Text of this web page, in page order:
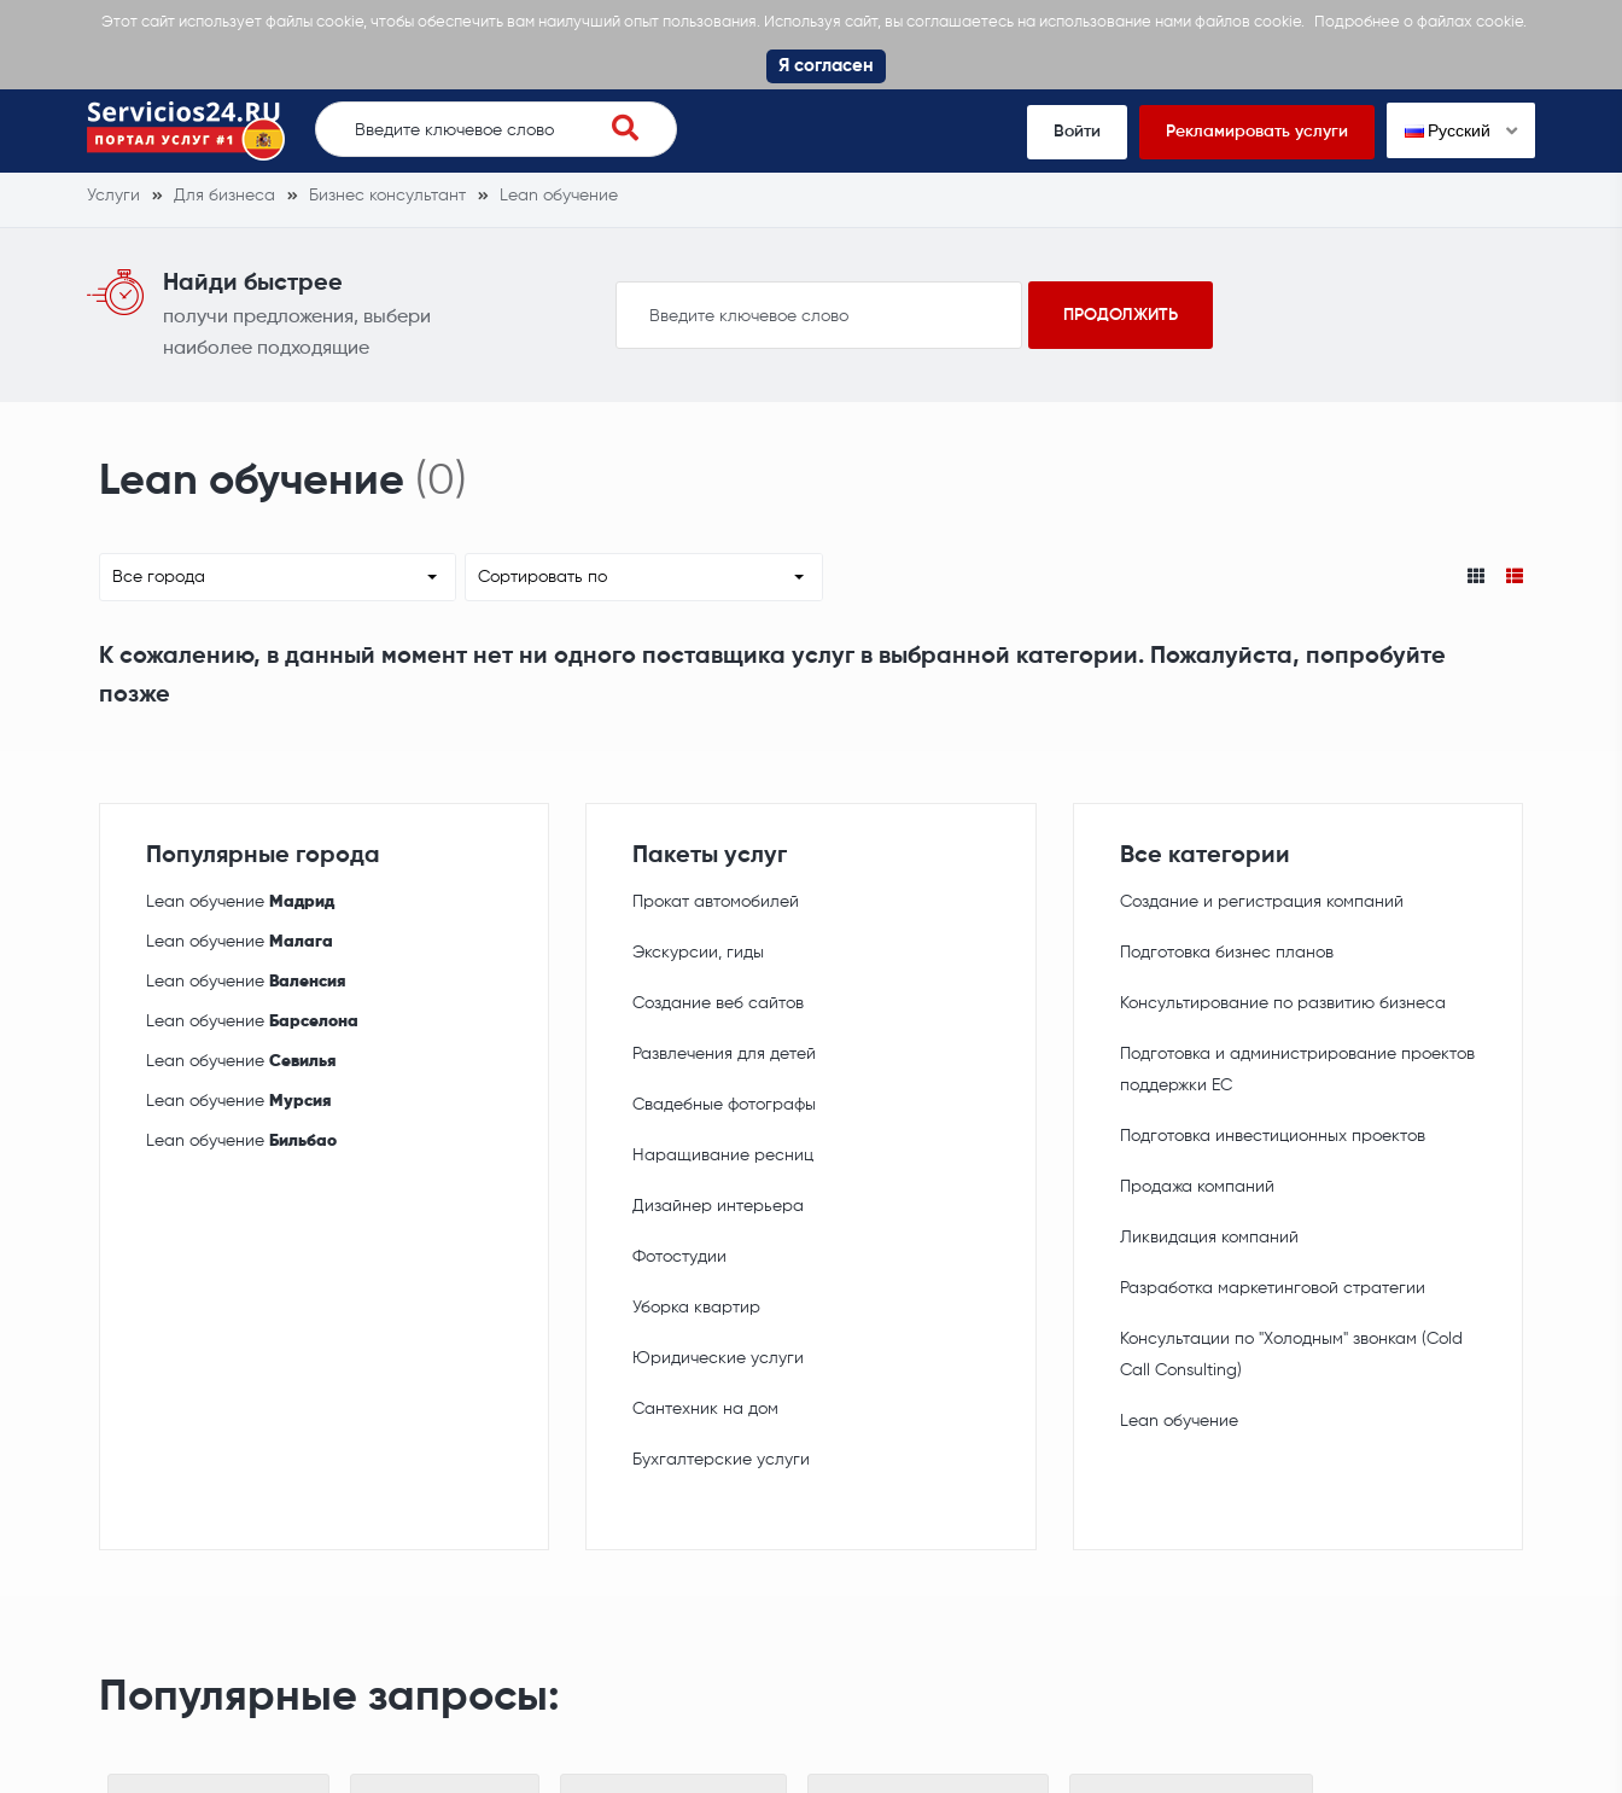
Этот сайт использует файлы cookie, чтобы обеспечить вам наилучший опыт пользования. Используя сайт, вы соглашаетесь на использование нами файлов cookie. Подробнее о файлах cookie.
Я согласен
Войти Рекламировать услуги Русский
Услуги Для бизнеса Бизнес консультант Lean обучение
Найди быстрее
получи предложения, выбери
наиболее подходящие
Lean обучение (0)
Все города Сортировать по
К сожалению, в данный момент нет ни одного поставщика услуг в выбранной категории. Пожалуйста, попробуйте
позже
Популярные города
Lean обучение Мадрид
Lean обучение Малага
Lean обучение Валенсия
Lean обучение Барселона
Lean обучение Севилья
Lean обучение Мурсия
Lean обучение Бильбао
Пакеты услуг
Прокат автомобилей
Экскурсии, гиды
Создание веб сайтов
Развлечения для детей
Свадебные фотографы
Наращивание ресниц
Дизайнер интерьера
Фотостудии
Уборка квартир
Юридические услуги
Сантехник на дом
Бухгалтерские услуги
Все категории
Создание и регистрация компаний
Подготовка бизнес планов
Консультирование по развитию бизнеса
Подготовка и администрирование проектов
поддержки ЕС
Подготовка инвестиционных проектов
Продажа компаний
Ликвидация компаний
Разработка маркетинговой стратегии
Консультации по "Холодным" звонкам (Cold
Call Consulting)
Lean обучение
Популярные запросы: